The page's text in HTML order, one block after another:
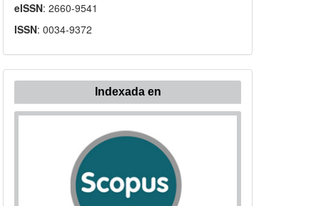
eISSN: 2660-9541
ISSN: 0034-9372
Indexada
Indexada en